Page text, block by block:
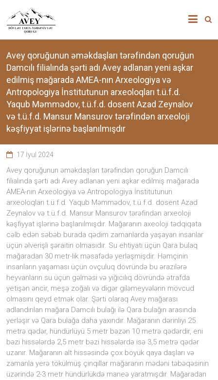
content
”AVEY”
DÖVLƏT
TARİX-
MƏDƏNİYYƏT
QORUĞU
“Avey”
Dövlət
qoruğu
zəngin
tarixi
və
arxeoloji
abidələr
diyarı
kimi
ən
qədim
daş
dövrünün
yadigarı
olan
“Avey”
məbədinin
ilə
adlandırılıb.
Avey qoruğunun əməkdaşları tərəfindən qoruğun
Damcılı filialında şərti adı Avey adlanan yeni aşkar
edilmiş mağarada AMEA-nın Arxeologiya və
Antropologiya İnstitutunun arxeoloqları t.ü.f.d.
Yaqub Məmmədov, t.ü.f.d. dosent Azad Zeynalov
və t.ü.f.d. Mansur Mansurov tərəfindən arxeoloji
kəşfiyyat işlərinə başlanılmışdır
17 İyul 2024
Avey qoruğunun əməkdaşları tərəfindən qoruğun Damcılı
filialında şərti adı Avey adlanan yeni aşkar edilmiş mağarada
AMEA-nın Arxeologiya və Antropologiya İnstitutunun
arxeoloqları t.ü.f.d. Yaqub Məmmədov, t.ü.f.d. dosent Azad
Zeynalov və t.ü.f.d. Mansur Mansurov tərəfindən arxeoloji
kəşfiyyat işlərinə başlanılmışdır. Mağaranın axeoloji tədqiqata
cəlb edən səbəb burada qədim zamanlarda yaşayan insanlar
üçün əlverişli şəraitin olmasıdır. Su ehtiyatı üçün Qara bulaq
mağaradan 30 metr-lik məsafədə yerləşmişdir. Həmçinin
insanların yaşaması üçün ovçuluq dövründə bu ərazilərə
heyvanların su üçün gəlməsi və yığıcılıq dövründə ətrafda
yetişən əncir, meşə zoğalı və digər giləmeyvələrin mövcud
olmasını qeyd etmək olar. Şərti olaraq Avey mağarası
adlandırılan mağara Damcılı bulağı ilə Qara bulağın arasında
yerləşir və Qara bulağa daha yaxındır. Mağaranın dərinliyi 25
metrə qədər, hündürlüyü 5 metr bəzən 10 metrə qədərdir, eni
bəzi hissələrdə 2,5 metr bəzi hissələrdə isə 3,5 metrə qədər
uzanır. Mağaranın alt hissəsində çox böyük qaya daşları və
zamanla yerə tökülmüş çınqıllar mağaranın mədəni təbəqəsinin
üzərində 2-3 metr hündürlükdə maneə yaratmışdır. Mağaradan